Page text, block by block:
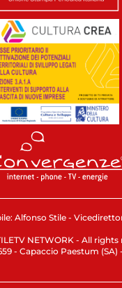
Alfonso Stile -
NETWORK - All rights
- Capaccio Paestum (SA)